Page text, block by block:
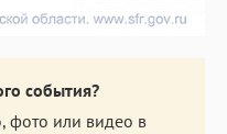
события?
фото или видео в